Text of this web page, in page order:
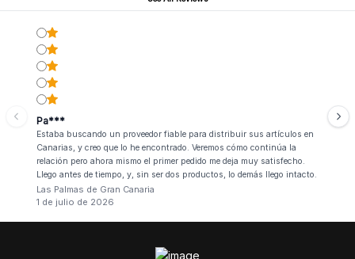
Pa***
Estaba buscando un proveedor fiable para distribuir sus artículos en
Canarias, y creo que lo he encontrado. Veremos cómo continúa la
relación pero ahora mismo el primer pedido me deja muy satisfecho.
Llego antes de tiempo, y, sin ser dos productos, lo demás llego intacto.
Las Palmas de Gran Canaria
1 de julio de 2026